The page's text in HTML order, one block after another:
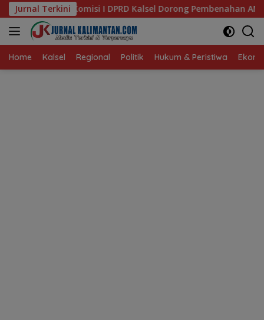
Langsung
ke
konten
Jurnal Terkini
Kalsel Dorong Pembenahan AMKS Hasanuddin
Home Kalsel Regional Politik Hukum & Peristiwa